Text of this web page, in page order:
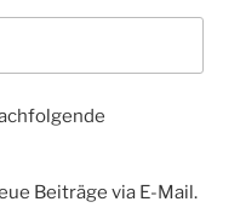
Beiträge via E-Mail.